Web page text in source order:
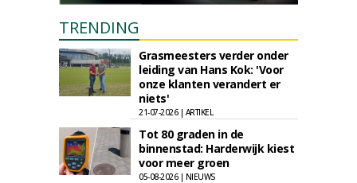
TRENDING
Grasmeesters verder onder
leiding van Hans Kok: 'Voor
onze klanten verandert er
niets'
21-07-2026 | ARTIKEL
Tot 80 graden in de
binnenstad: Harderwijk kiest
voor meer groen
05-08-2026 | NIEUWS